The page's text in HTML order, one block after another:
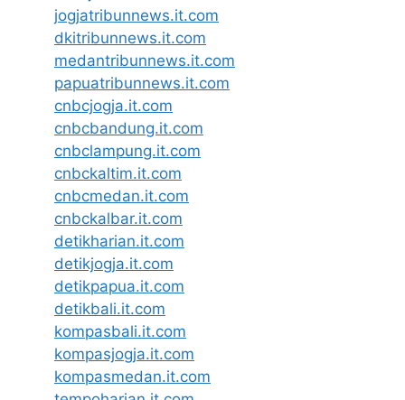
jogjatribunnews.it.com
dkitribunnews.it.com
medantribunnews.it.com
papuatribunnews.it.com
cnbcjogja.it.com
cnbcbandung.it.com
cnbclampung.it.com
cnbckaltim.it.com
cnbcmedan.it.com
cnbckalbar.it.com
detikharian.it.com
detikjogja.it.com
detikpapua.it.com
detikbali.it.com
kompasbali.it.com
kompasjogja.it.com
kompasmedan.it.com